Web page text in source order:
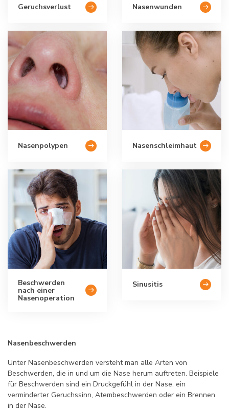
Geruchsverlust Nasenwunden
Nasenpolypen Nasenschleimhaut
Beschwerden
nach einer
Nasenoperation
Sinusitis
Nasenbeschwerden
Unter Nasenbeschwerden versteht man alle Arten von
Beschwerden, die in und um die Nase herum auftreten. Beispiele
für Beschwerden sind ein Druckgefühl in der Nase, ein
verminderter Geruchssinn, Atembeschwerden oder ein Brennen
in der Nase.